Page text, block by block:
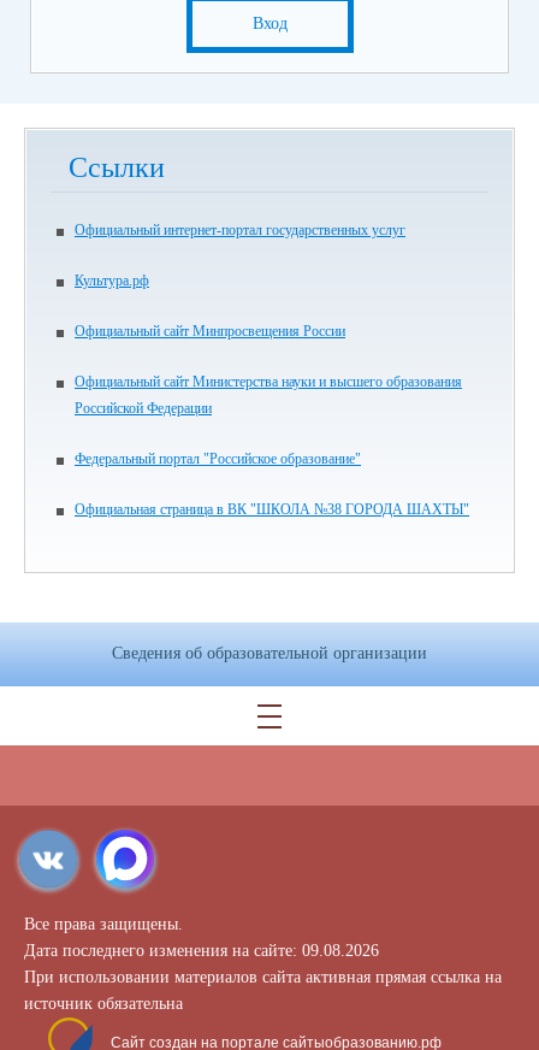
Вход
Ссылки
Официальный интернет-портал государственных услуг
Культура.рф
Официальный сайт Минпросвещения России
Официальный сайт Министерства науки и высшего образования
Российской Федерации
Федеральный портал "Российское образование"
Официальная страница в ВК "ШКОЛА №38 ГОРОДА ШАХТЫ"
Сведения об образовательной организации
Все права защищены.
Дата последнего изменения на сайте: 09.08.2026
При использовании материалов сайта активная прямая ссылка на
источник обязательна
Сайт создан на портале сайтыобразованию.рф